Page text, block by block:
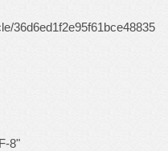
36d6ed1f2e95f61bce48835
8"